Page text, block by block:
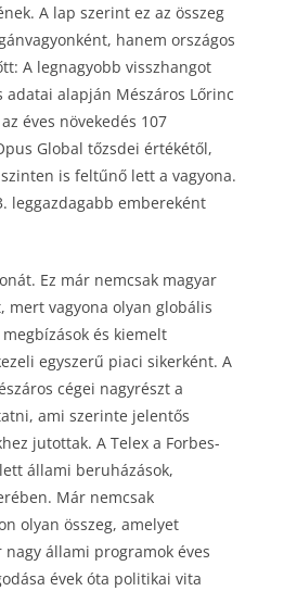
A lap szerint ez az összeg
hanem országos
A legnagyobb visszhangot
adatai alapján Mészáros Lőrinc
éves növekedés 107
Global tőzsdei értékétől,
is feltűnő lett a vagyona.
leggazdagabb embereként
Ez már nemcsak magyar
mert vagyona olyan globális
és kiemelt
egyszerű piaci sikerként. A
cégei nagyrészt a
ami szerinte jelentős
jutottak. A Telex a Forbes-
állami beruházások,
Már nemcsak
olyan összeg, amelyet
állami programok éves
évek óta politikai vita